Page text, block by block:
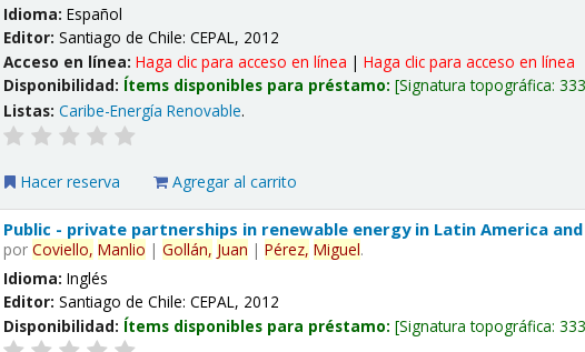
Idioma:Español
Editor:Santiago de Chile: CEPAL, 2012
Acceso en línea:Haga clic para acceso en línea |Haga clic para acceso en línea
Disponibilidad: Ítems disponibles para préstamo: Signatura topográfica:
Listas: Caribe-Energía Renovable.
Hacer reserva Agregar al carrito
Public - private partnerships in renewable energy in Latin America
porCoviello, Manlio |Gollán, Juan |Pérez, Miguel.
Idioma:Inglés
Editor:Santiago de Chile: CEPAL, 2012
Disponibilidad: Ítems disponibles para préstamo: Signatura topográfica: